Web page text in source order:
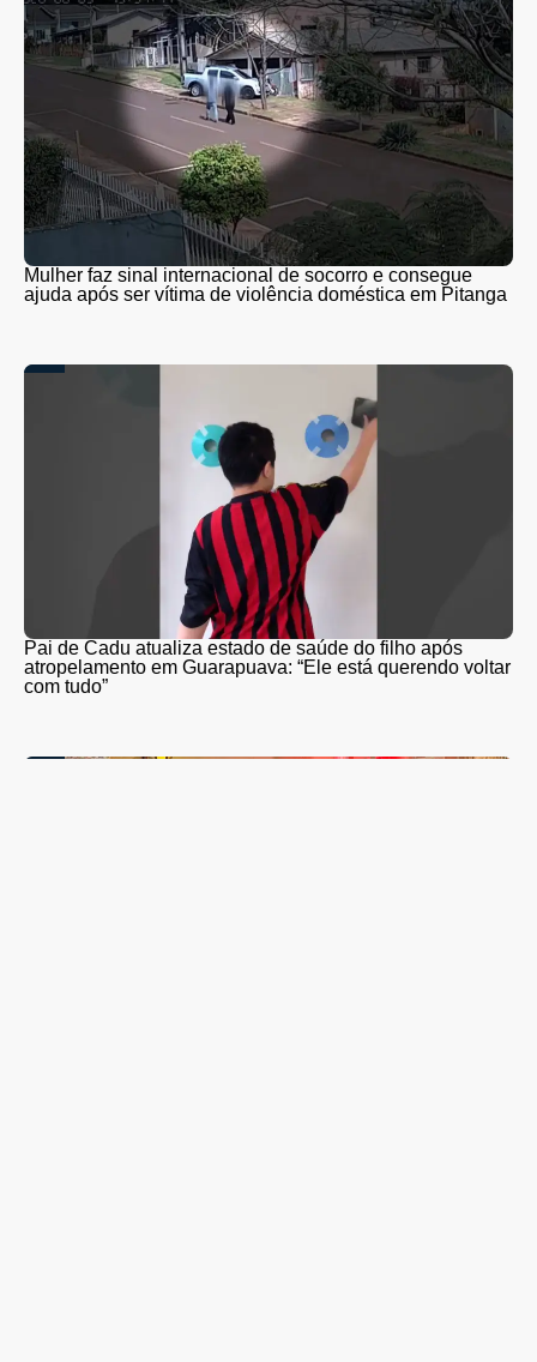
Mulher faz sinal internacional de socorro e consegue
ajuda após ser vítima de violência doméstica em Pitanga
Pai de Cadu atualiza estado de saúde do filho após
atropelamento em Guarapuava: “Ele está querendo voltar
com tudo”